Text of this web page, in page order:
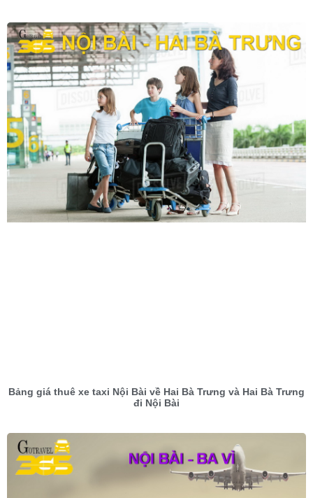
Bảng giá thuê xe taxi Nội Bài về Hai Bà Trưng và Hai Bà Trưng
đi Nội Bài